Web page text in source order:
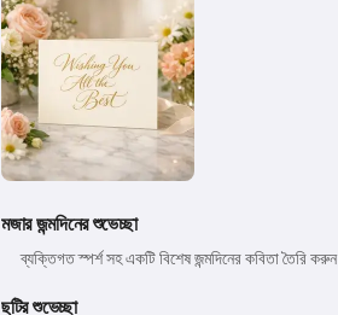
মজার জন্মদিনের শুভেচ্ছা
ব্যক্তিগত স্পর্শ সহ একটি বিশেষ জন্মদিনের কবিতা তৈরি করুন
ছুটির শুভেচ্ছা